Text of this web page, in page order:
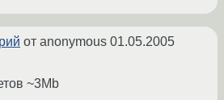
от anonymous 01.05.2005
~3Mb